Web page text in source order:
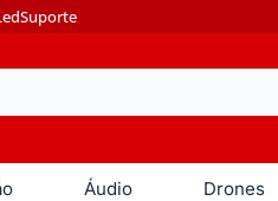
Suporte
Áudio Drones